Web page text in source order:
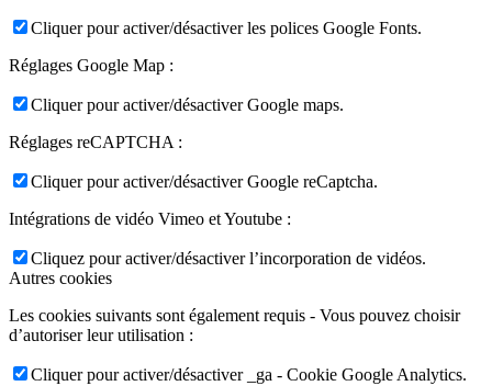
Cliquer pour activer/désactiver les polices Google Fonts.
Réglages Google Map :
Cliquer pour activer/désactiver Google maps.
Réglages reCAPTCHA :
Cliquer pour activer/désactiver Google reCaptcha.
Intégrations de vidéo Vimeo et Youtube :
Cliquez pour activer/désactiver l’incorporation de vidéos.
Autres cookies
Les cookies suivants sont également requis - Vous pouvez choisir
d’autoriser leur utilisation :
Cliquer pour activer/désactiver _ga - Cookie Google Analytics.